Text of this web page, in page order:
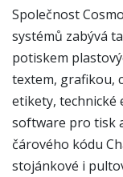
Společnost
systémů zabývá
potiskem
textem, grafikou,
etikety, technické
software pro tisk
čárového kódu
stojánkové i